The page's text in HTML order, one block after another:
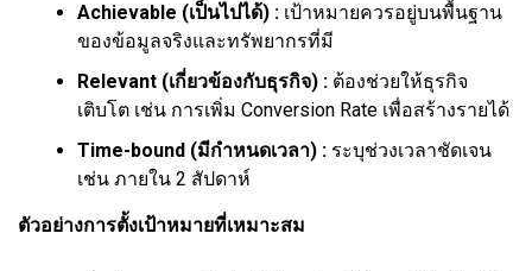
Achievable (เป็นไปได้) : เป้าหมายควรอยู่บนพื้นฐาน
ของข้อมูลจริงและทรัพยากรที่มี
Relevant (เกี่ยวข้องกับธุรกิจ) : ต้องช่วยให้ธุรกิจ
เติบโต เช่น การเพิ่ม Conversion Rate เพื่อสร้างรายได้
Time-bound (มีกำหนดเวลา) : ระบุช่วงเวลาชัดเจน
เช่น ภายใน 2 สัปดาห์
ตัวอย่างการตั้งเป้าหมายที่เหมาะสม